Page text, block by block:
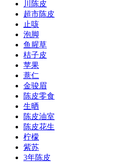
川陈皮
超市陈皮
止咳
泡脚
鱼腥草
桔子皮
苹果
薏仁
金骏眉
陈皮零食
生晒
陈皮油室
陈皮花生
柠檬
紫苏
3年陈皮